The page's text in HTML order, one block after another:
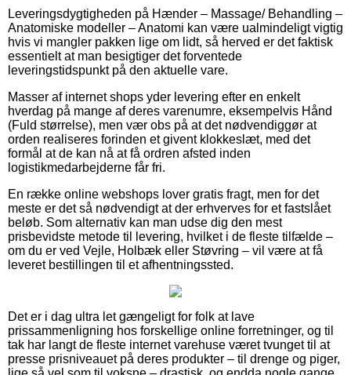
Leveringsdygtigheden på Hænder – Massage/ Behandling –
Anatomiske modeller – Anatomi kan være ualmindeligt vigtig
hvis vi mangler pakken lige om lidt, så herved er det faktisk
essentielt at man besigtiger det forventede
leveringstidspunkt på den aktuelle vare.
Masser af internet shops yder levering efter en enkelt
hverdag på mange af deres varenumre, eksempelvis Hånd
(Fuld størrelse), men vær obs på at det nødvendiggør at
orden realiseres forinden et givent klokkeslæt, med det
formål at de kan nå at få ordren afsted inden
logistikmedarbejderne får fri.
En række online webshops lover gratis fragt, men for det
meste er det så nødvendigt at der erhverves for et fastslået
beløb. Som alternativ kan man udse dig den mest
prisbevidste metode til levering, hvilket i de fleste tilfælde –
om du er ved Vejle, Holbæk eller Støvring – vil være at få
leveret bestillingen til et afhentningssted.
Det er i dag ultra let gængeligt for folk at lave
prissammenligning hos forskellige online forretninger, og til
tak har langt de fleste internet varehuse været tvunget til at
presse prisniveauet på deres produkter – til drenge og piger,